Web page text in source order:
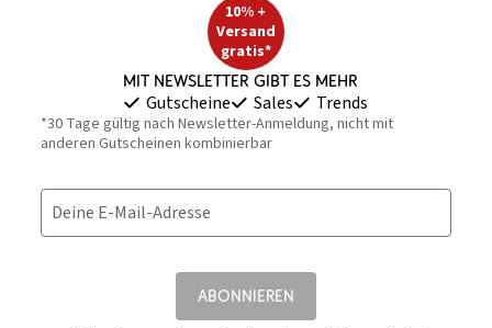
10% +
Versand
gratis*
Mit Newsletter gibt es mehr
Gutscheine Sales Trends
*30 Tage gültig nach Newsletter-Anmeldung, nicht mit
anderen Gutscheinen kombinierbar
Deine E-Mail-Adresse
ABONNIEREN